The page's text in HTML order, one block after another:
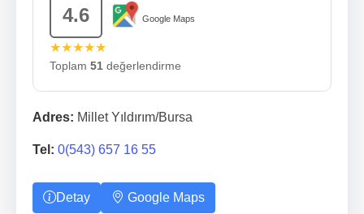
4.6 Google Maps
★★★★★
Toplam 51 değerlendirme
Adres: Millet Yıldırım/Bursa
Tel: 0(543) 657 16 55
Detay Google Maps